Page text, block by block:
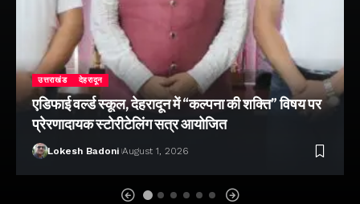
उत्तराखंड देहरादून
एडिफाई वर्ल्ड स्कूल, देहरादून में “कल्पना की शक्ति” विषय पर
प्रेरणादायक स्टोरीटेलिंग सत्र आयोजित
Lokesh Badoni August 1, 2026